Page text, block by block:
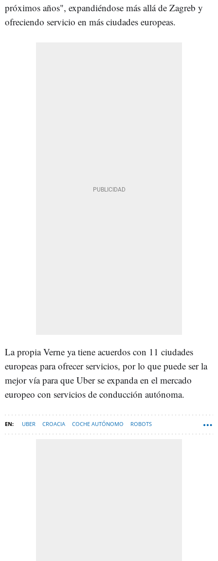
próximos años", expandiéndose más allá de Zagreb y
ofreciendo servicio en más ciudades europeas.
La propia Verne ya tiene acuerdos con 11 ciudades
europeas para ofrecer servicios, por lo que puede ser la
mejor vía para que Uber se expanda en el mercado
europeo con servicios de conducción autónoma.
UBER CROACIA COCHE AUTÓNOMO ROBOTS